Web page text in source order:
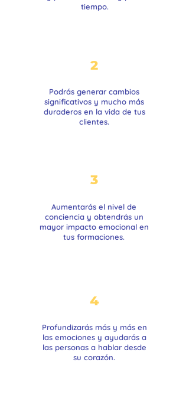
tiempo.
2
Podrás generar cambios
significativos y mucho más
duraderos en la vida de tus
clientes.
3
Aumentarás el nivel de
conciencia y obtendrás un
mayor impacto emocional en
tus formaciones.
4
Profundizarás más y más en
las emociones y ayudarás a
las personas a hablar desde
su corazón.